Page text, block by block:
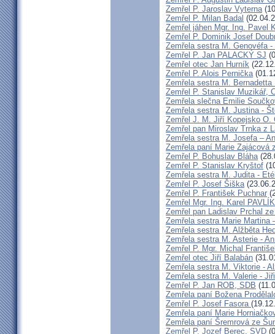
Zemřel P. Jaroslav Vyterna
Zemřel P. Milan Badal
Zemřel jáhen Mgr. Ing. Pavel
Zemřel P. Dominik Josef
Zemřela sestra M. Genovéfa
Zemřel P. Jan PALACKÝ SJ
Zemřel otec Jan Hurník
Zemřel P. Alois Pernička
Zemřela sestra M. Bernadetta
Zemřel P. Stanislav Muzikář,
Zemřela slečna Emilie
Zemřela sestra M. Justina -
Zemřel J. M. Jiří Kopejsko O.
Zemřel pan Miroslav Trnka z
Zemřela sestra M. Josefa –
Zemřela paní Marie Zajácová
Zemřel P. Bohuslav Bláha
Zemřel P. Stanislav Kryštof
Zemřela sestra M. Judita -
Zemřel P. Josef Šiška
Zemřel P. František Puchnar
Zemřel Mgr. Ing. Karel
Zemřel pan Ladislav Prchal
Zemřela sestra Marie Martina
Zemřela sestra M. Alžběta
Zemřela sestra M. Asterie -
Zemřel P. Mgr. Michal
Zemřel otec Jiří Balabán
Zemřela sestra M. Viktorie -
Zemřela sestra M. Valerie -
Zemřel P. Jan ROB, SDB
Zemřela paní Božena
Zemřel P. Josef Fasora
Zemřela paní Marie
Zemřela paní Šremrová ze
Zemřel P. Jozef Berec, SVD